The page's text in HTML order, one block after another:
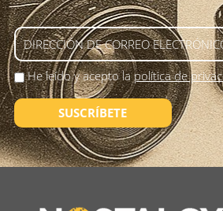
He leído y acepto lapolítica de
SUSCRÍBETE